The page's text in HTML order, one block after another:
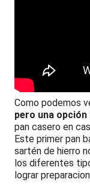
Como podemos
pero una
pan casero en
Este primer pan
sartén de hierro
los diferentes
lograr